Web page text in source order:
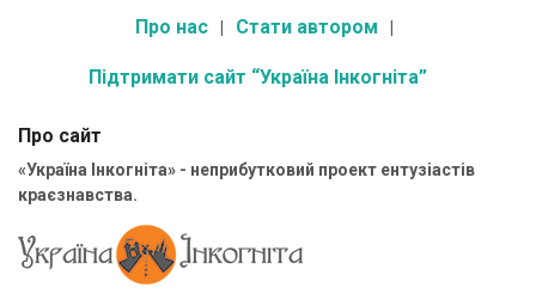
Про нас Стати автором
Підтримати сайт “Україна Інкогніта”
Про сайт
«Україна Інкогніта» - неприбутковий проект ентузіастів
краєзнавства.